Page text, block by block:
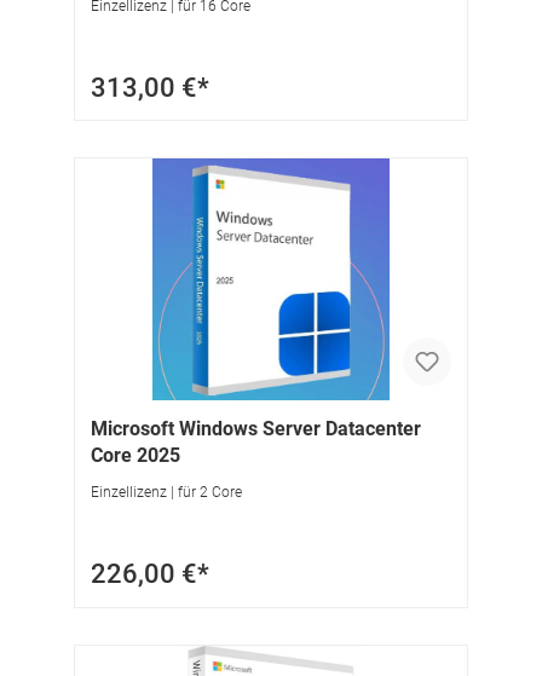
Einzellizenz | für 16 Core
313,00 €*
Microsoft Windows Server Datacenter
Core 2025
Einzellizenz | für 2 Core
226,00 €*